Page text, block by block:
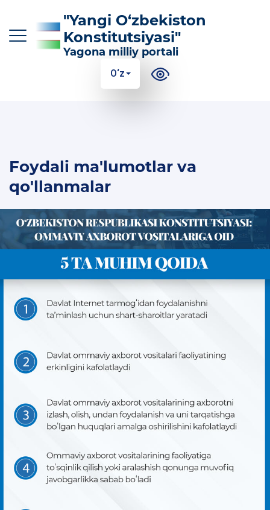
O‘ZGARTIRISHLAR
KONSTITUTSIYANING MAZMUN-MOHIYATI
FOYDALI MA'LUMOTLAR VA QO'LLANMALAR
100 TA SAVOLGA 100 TA JAVOB
KONSTITUTSIYAVIY LUG’AT
KONSTITUTSIYANI O‘RGANAMIZ
"Yangi O‘zbekiston
Konstitutsiyasi"
Yagona milliy portali
O‘z
Foydali ma'lumotlar va
qo'llanmalar